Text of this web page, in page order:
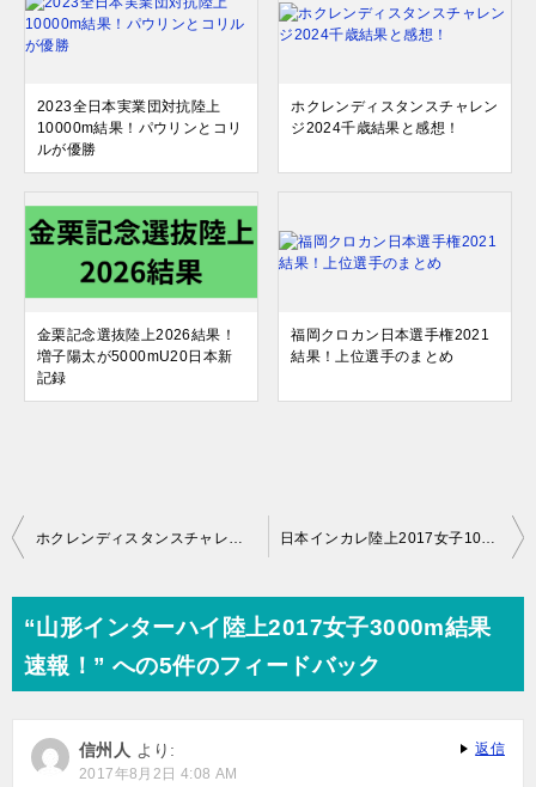
2023全日本実業団対抗陸上
10000m結果！パウリンとコリ
ルが優勝
ホクレンディスタンスチャレン
ジ2024千歳結果と感想！
金栗記念選抜陸上2026結果！
増子陽太が5000mU20日本新
記録
福岡クロカン日本選手権2021
結果！上位選手のまとめ
投
ビ
ゲ
シ
“山形インターハイ陸上2017女子3000m結果
速報！” への5件のフィードバック
信州人 より:
2017年8月2日 4:08 AM
返信